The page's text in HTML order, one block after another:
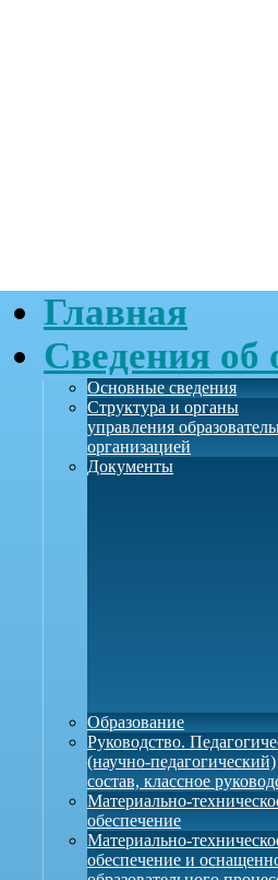
Главная
Сведения об
Основные сведения
Структура и органы
управления
организацией
Документы
Образование
Руководство.
(научно-педагогический)
состав, классное
Материально-
обеспечение
Материально-
обеспечение и